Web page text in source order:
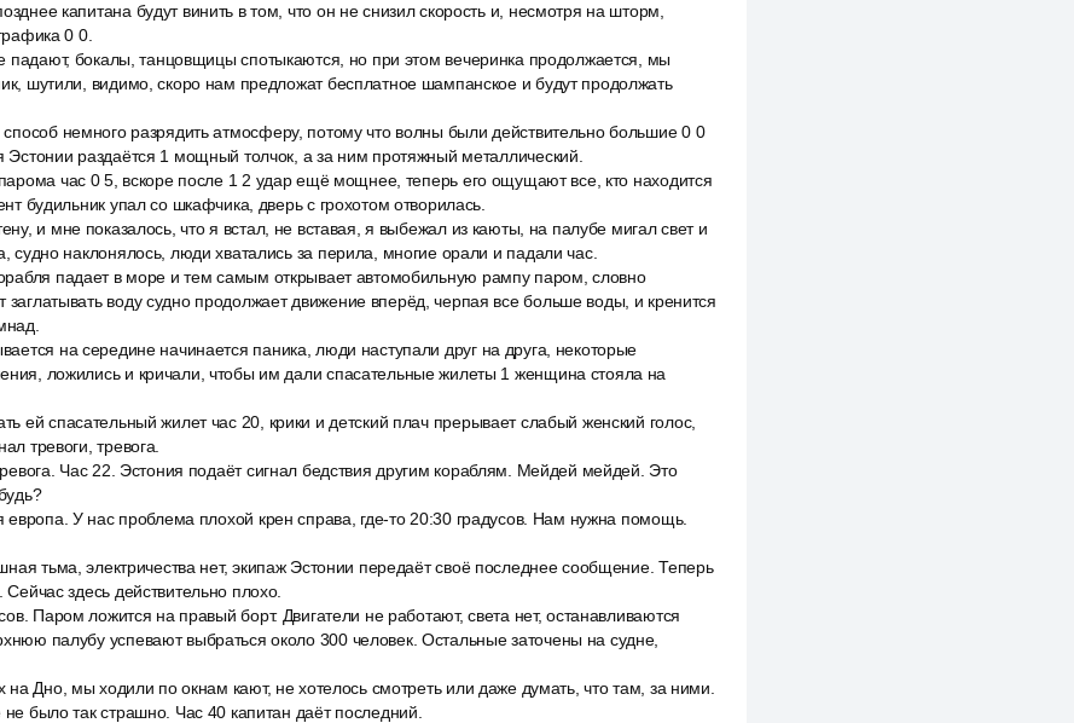
капитана будут винить в том, что он не снизил скорость и, несмотря на шторм,
0 0.
падают, бокалы, танцовщицы спотыкаются, но при этом вечеринка продолжается, мы
шутили, видимо, скоро нам предложат бесплатное шампанское и будут продолжать
немного разрядить атмосферу, потому что волны были действительно большие 0 0
Эстонии раздаётся 1 мощный толчок, а за ним протяжный металлический.
час 0 5, вскоре после 1 2 удар ещё мощнее, теперь его ощущают все, кто находится
будильник упал со шкафчика, дверь с грохотом отворилась.
и мне показалось, что я встал, не вставая, я выбежал из каюты, на палубе мигал свет и
судно наклонялось, люди хватались за перила, многие орали и падали час.
падает в море и тем самым открывает автомобильную рампу паром, словно
воду судно продолжает движение вперёд, черпая все больше воды, и кренится
на середине начинается паника, люди наступали друг на друга, некоторые
ложились и кричали, чтобы им дали спасательные жилеты 1 женщина стояла на
ей спасательный жилет час 20, крики и детский плач прерывает слабый женский голос,
тревоги, тревога.
Час 22. Эстония подаёт сигнал бедствия другим кораблям. Мейдей мейдей. Это
европа. У нас проблема плохой крен справа, где-то 20:30 градусов. Нам нужна помощь.
тьма, электричества нет, экипаж Эстонии передаёт своё последнее сообщение. Теперь
здесь действительно плохо.
Паром ложится на правый борт. Двигатели не работают, света нет, останавливаются
палубу успевают выбраться около 300 человек. Остальные заточены на судне,
на Дно, мы ходили по окнам кают, не хотелось смотреть или даже думать, что там, за ними.
было так страшно. Час 40 капитан даёт последний.